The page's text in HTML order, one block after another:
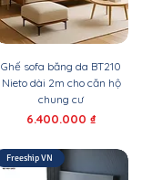
Ghế sofa băng da BT210
Nieto dài 2m cho căn hộ
chung cư
Giá
6.400.000 ₫
Freeship VN